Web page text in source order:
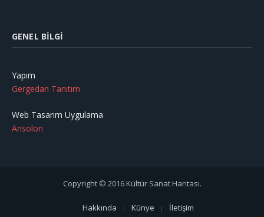
GENEL BILGI
Yapım
Gergedan Tanıtım
Web Tasarım Uygulama
Ansolon
Copyright © 2016 Kültür Sanat Haritası.
Hakkında Künye İletişim